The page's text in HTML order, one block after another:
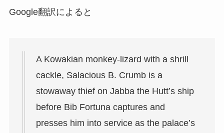
Google翻訳によると
A Kowakian monkey-lizard with a shrill
cackle, Salacious B. Crumb is a
stowaway thief on Jabba the Hutt’s ship
before Bib Fortuna captures and
presses him into service as the palace’s